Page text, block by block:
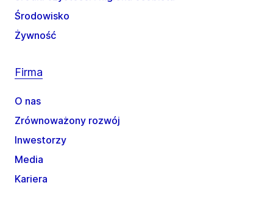
Środowisko
Żywność
Firma
O nas
Zrównoważony rozwój
Inwestorzy
Media
Kariera